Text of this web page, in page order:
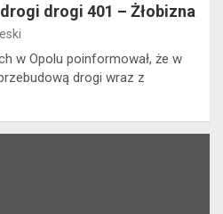
drogi 401 – Żłobizna
w Opolu poinformował, że w
drogi wraz z